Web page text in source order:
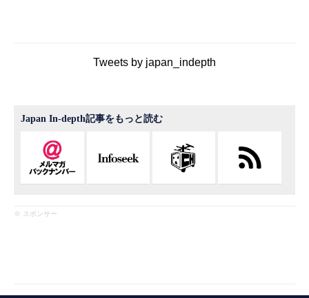
Tweets by japan_indepth
Japan In-depth記事をもっと読む
※ スポンサー